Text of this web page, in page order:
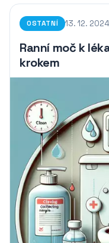
OSTATNÍ 13. 12. 2024
Ranní moč k
krokem